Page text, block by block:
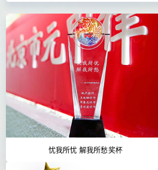
忧我所忧 解我所愁奖杯